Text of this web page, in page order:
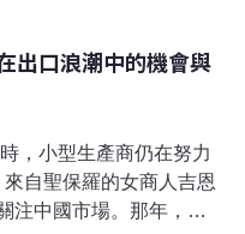
出口浪潮中的機會與
，小型生產商仍在努力
自聖保羅的女商人吉恩
注中國市場。那年，她